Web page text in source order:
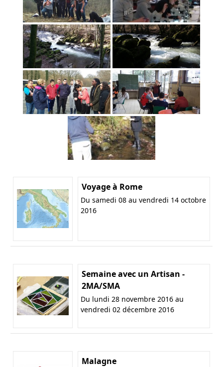
Voyage à Rome
Du samedi 08 au vendredi 14 octobre
2016
Semaine avec un Artisan -
2MA/SMA
Du lundi 28 novembre 2016 au
vendredi 02 décembre 2016
Malagne